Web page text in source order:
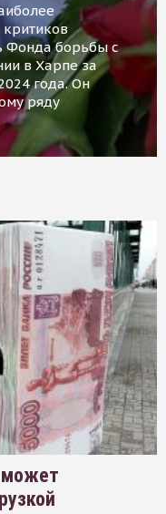
Фонда борьбы с
в Харпе за
года. Он
ряду